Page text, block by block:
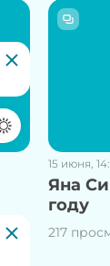
15 июня,
Яна
году
217